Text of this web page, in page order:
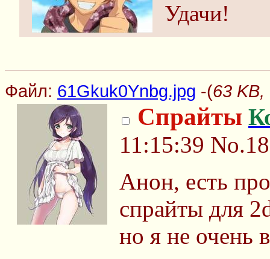
Удачи!
Файл: 61Gkuk0Ynbg.jpg -(63
Спрайты
11:15:39
Анон, есть
спрайты для
но я не очень